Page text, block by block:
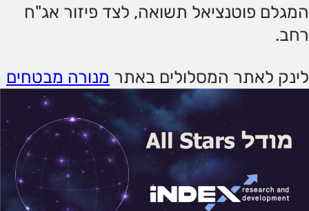
המגלם פוטנציאל תשואה, לצד פיזור אג"ח
רחב.
לינק לאתר המסלולים באתר מנורה מבטחים